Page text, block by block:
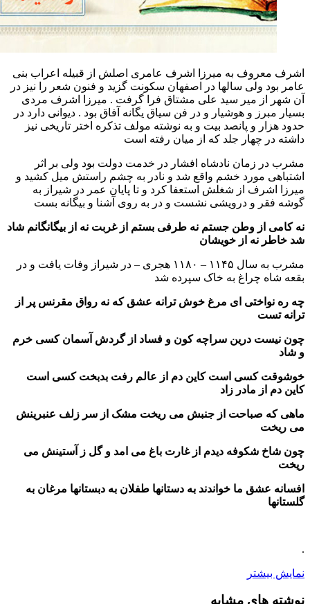
به میرزا اشرف عامری اصلش از قبیله اعراب بنی
ولی سالها در اصفهان سکونت گزید و فنون شعر را نیز در
از میر سید علی مشتاق فرا گرفت . میرزا اشرف مردی
و هوشیار و در فن سیاق یگانه آفاق بود . دیوانی دارد در
و پانصد بیت و به نوشته مولف تذکره اختر تاریخی نیز
چهار جلد که از میان رفته است
زمان نادشاه افشار در خدمت دولت بود ولی بر اثر
مورد خشم واقع شد و نادر به چشم راستش میل کشید و
از شغلش استعفا کرد و تا پایان عمر در شیراز به
و درویشی نشست و در به روی آشنا و بیگانه بست
از وطن جستم نه طرفی بستم از غربت نه از بیگانگانم شاد
نه از خویشان
مشرب به سال ۱۱۴۵ – ۱۱۸۰ هجری – در شیراز وفات یافت و در
چراغ به خاک سپرده شد
ای مرغ خوش ترانه عشق که نه رواق مقرنس پر از
درین سراچه کون و فساد از گردش آسمان کسی خرم
کسی است کاین دم از عالم رفت بدبخت کسی است
از مادر زاد
صباحت از جنبش می ریخت مشک از سر زلف عنبرینش
شکوفه دیدم از غارت باغ می امد و گل ز آستینش می
عشق ما خواندند به دستانها طفلان به دبستانها مرغان به
های مشابه